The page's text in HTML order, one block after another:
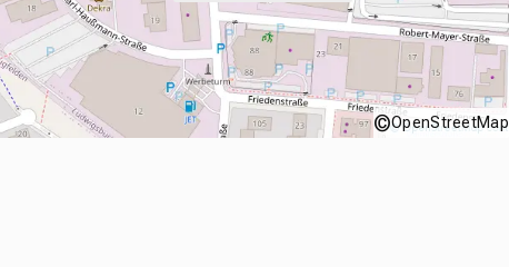
©OpenStreetMap